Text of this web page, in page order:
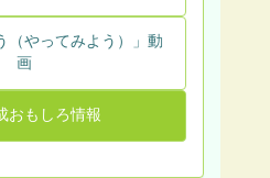
（やってみよう）」動
画
おもしろ情報